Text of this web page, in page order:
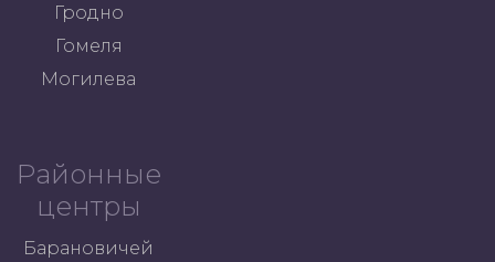
Гродно
Гомеля
Могилева
Районные
центры
Барановичей